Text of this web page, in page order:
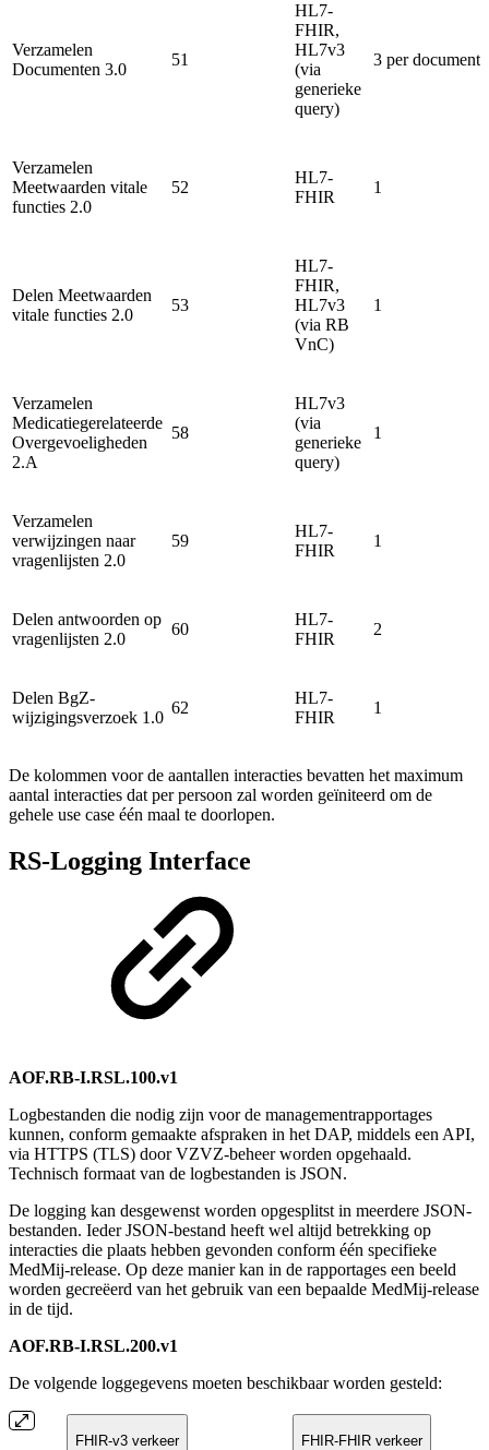
Verzamelen
Documenten 3.0
51
HL7-
FHIR,
HL7v3
(via
generieke
query)
3 per document
Verzamelen
Meetwaarden vitale
functies 2.0
52
HL7-
FHIR
1
Delen Meetwaarden
vitale functies 2.0
53
HL7-
FHIR,
HL7v3
(via RB
VnC)
1
Verzamelen
Medicatiegerelateerde
Overgevoeligheden
2.A
58
HL7v3
(via
generieke
query)
1
Verzamelen
verwijzingen naar
vragenlijsten 2.0
59
HL7-
FHIR
1
Delen antwoorden op
vragenlijsten 2.0
60
HL7-
FHIR
2
Delen BgZ-
wijzigingsverzoek 1.0
62
HL7-
FHIR
1
De kolommen voor de aantallen interacties bevatten het maximum
aantal interacties dat per persoon zal worden geïniteerd om de
gehele use case één maal te doorlopen.
RS-Logging Interface
AOF.RB-I.RSL.100.v1
Logbestanden die nodig zijn voor de managementrapportages
kunnen, conform gemaakte afspraken in het DAP, middels een API,
via HTTPS (TLS) door VZVZ-beheer worden opgehaald.
Technisch formaat van de logbestanden is JSON.
De logging kan desgewenst worden opgesplitst in meerdere JSON-
bestanden. Ieder JSON-bestand heeft wel altijd betrekking op
interacties die plaats hebben gevonden conform één specifieke
MedMij-release. Op deze manier kan in de rapportages een beeld
worden gecreëerd van het gebruik van een bepaalde MedMij-release
in de tijd.
AOF.RB-I.RSL.200.v1
De volgende loggegevens moeten beschikbaar worden gesteld:
FHIR-v3 verkeer FHIR-FHIR verkeer